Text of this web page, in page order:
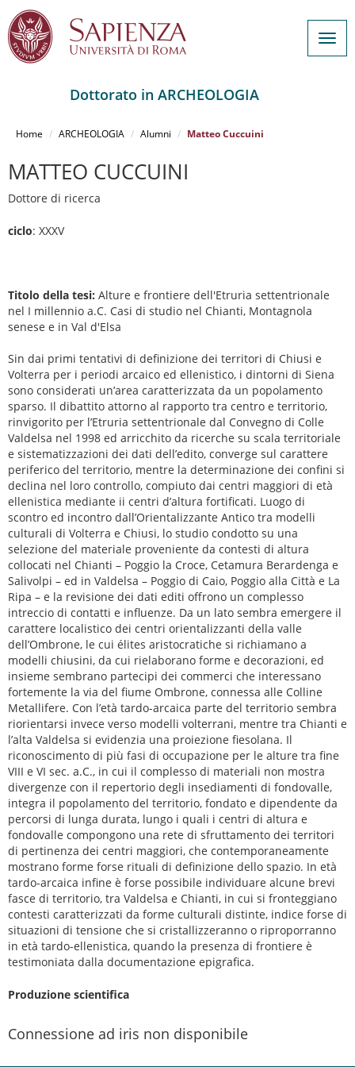
principale
Dottorato in ARCHEOLOGIA
Home ARCHEOLOGIA Alumni Matteo Cuccuini
MATTEO CUCCUINI
Dottore di ricerca
ciclo: XXXV
Titolo della tesi: Alture e frontiere dell'Etruria settentrionale
nel I millennio a.C. Casi di studio nel Chianti, Montagnola
senese e in Val d'Elsa
Sin dai primi tentativi di definizione dei territori di Chiusi e
Volterra per i periodi arcaico ed ellenistico, i dintorni di Siena
sono considerati un’area caratterizzata da un popolamento
sparso. Il dibattito attorno al rapporto tra centro e territorio,
rinvigorito per l’Etruria settentrionale dal Convegno di Colle
Valdelsa nel 1998 ed arricchito da ricerche su scala territoriale
e sistematizzazioni dei dati dell’edito, converge sul carattere
periferico del territorio, mentre la determinazione dei confini si
declina nel loro controllo, compiuto dai centri maggiori di età
ellenistica mediante ii centri d’altura fortificati. Luogo di
scontro ed incontro dall’Orientalizzante Antico tra modelli
culturali di Volterra e Chiusi, lo studio condotto su una
selezione del materiale proveniente da contesti di altura
collocati nel Chianti – Poggio la Croce, Cetamura Berardenga e
Salivolpi – ed in Valdelsa – Poggio di Caio, Poggio alla Città e La
Ripa – e la revisione dei dati editi offrono un complesso
intreccio di contatti e influenze. Da un lato sembra emergere il
carattere localistico dei centri orientalizzanti della valle
dell’Ombrone, le cui élites aristocratiche si richiamano a
modelli chiusini, da cui rielaborano forme e decorazioni, ed
insieme sembrano partecipi dei commerci che interessano
fortemente la via del fiume Ombrone, connessa alle Colline
Metallifere. Con l’età tardo-arcaica parte del territorio sembra
riorientarsi invece verso modelli volterrani, mentre tra Chianti e
l’alta Valdelsa si evidenzia una proiezione fiesolana. Il
riconoscimento di più fasi di occupazione per le alture tra fine
VIII e VI sec. a.C., in cui il complesso di materiali non mostra
divergenze con il repertorio degli insediamenti di fondovalle,
integra il popolamento del territorio, fondato e dipendente da
percorsi di lunga durata, lungo i quali i centri di altura e
fondovalle compongono una rete di sfruttamento dei territori
di pertinenza dei centri maggiori, che contemporaneamente
mostrano forme forse rituali di definizione dello spazio. In età
tardo-arcaica infine è forse possibile individuare alcune brevi
fasce di territorio, tra Valdelsa e Chianti, in cui si fronteggiano
contesti caratterizzati da forme culturali distinte, indice forse di
situazioni di tensione che si cristallizzeranno o riproporranno
in età tardo-ellenistica, quando la presenza di frontiere è
testimoniata dalla documentazione epigrafica.
Produzione scientifica
Connessione ad iris non disponibile